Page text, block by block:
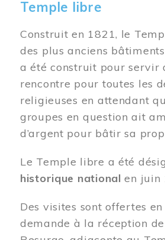
Temple libre
Construit en 1821, le
des plus anciens
a été construit pour servir
rencontre pour toutes les
religieuses en attendant
groupes en question ait
d’argent pour bâtir sa
Le Temple libre a été
historique national en juin
Des visites sont offertes
demande à la réception